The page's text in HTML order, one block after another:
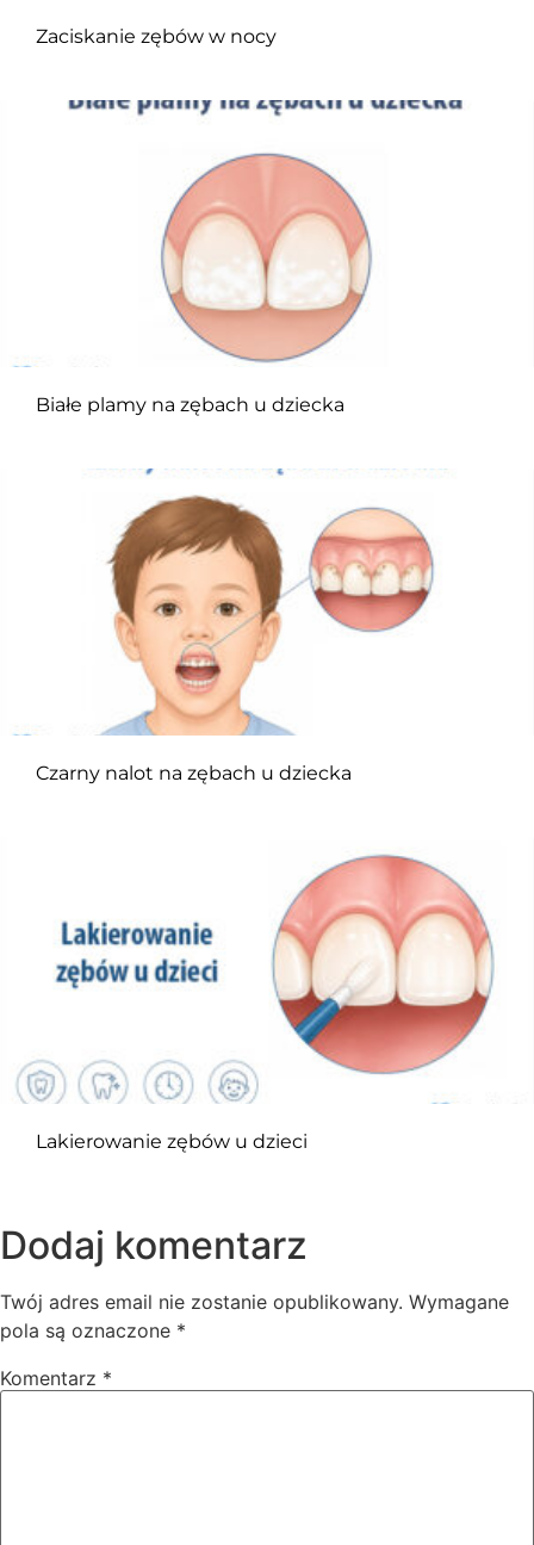
Zaciskanie zębów w nocy
Białe plamy na zębach u dziecka
Czarny nalot na zębach u dziecka
Lakierowanie zębów u dzieci
Dodaj komentarz
Twój adres email nie zostanie opublikowany. Wymagane
pola są oznaczone *
Komentarz *